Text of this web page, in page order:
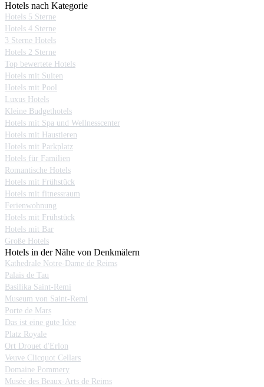
Hotels nach Kategorie
Hotels 5 Sterne
Hotels 4 Sterne
3 Sterne Hotels
Hotels 2 Sterne
Top bewertete Hotels
Hotels mit Suiten
Hotels mit Pool
Luxus Hotels
Kleine Budgethotels
Hotels mit Spa und Wellnesscenter
Hotels mit Haustieren
Hotels mit Parkplatz
Hotels für Familien
Romantische Hotels
Hotels mit Frühstück
Hotels mit fitnessraum
Ferienwohnung
Hotels mit Frühstück
Hotels mit Bar
Große Hotels
Hotels in der Nähe von Denkmälern
Kathedrale Notre-Dame de Reims
Palais de Tau
Basilika Saint-Remi
Museum von Saint-Remi
Porte de Mars
Das ist eine gute Idee
Platz Royale
Ort Drouet d'Erlon
Veuve Clicquot Cellars
Domaine Pommery
Musée des Beaux-Arts de Reims